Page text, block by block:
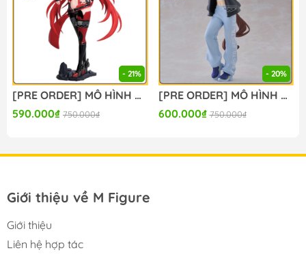
- 21%
[PRE ORDER] MÔ HÌNH Goddess of Victory: Nikke - Red Hood - FigLife! (Bandai Spirits) FIGURE CHÍNH HÃNG
590.000₫ 750.000₫
- 20%
[PRE ORDER] MÔ HÌNH Umamusume: Pretty Derby - Nakayama Festa - Boc'Z We\N, Ata Mahane (Bandai Spirits) FIGURE CHÍNH HÃNG
600.000₫ 750.000₫
Giới thiệu về M Figure
Giới thiệu
Liên hệ hợp tác